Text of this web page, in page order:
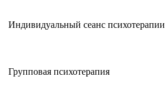
Индивидуальный сеанс психотерапии
Групповая психотерапия